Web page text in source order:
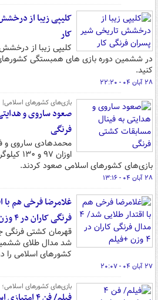
کلیپی زیبا از
کار
کلیپی زیبا از
در ششمین دوره بازی های همبستگی
کنید.
۲۸ آبان ۰۴ - ۲۲:۲۰
بازی‌های کشورهای اسلامی|
صعود ساروی و
فرنگی
محمدهادی ساروی و
اوزان
بازی‌های کشورهای اسلامی صعود کردند.
۲۸ آبان ۰۴ - ۱۳:۱۶
فرنگی کاران در ۴ وزن +فیلم
شد مدال طلای
کشورهای اسلامی را
۲۷ آبان ۰۴ - ۲۰:۰۷
بازی‌های کشورهای اسلامی؛